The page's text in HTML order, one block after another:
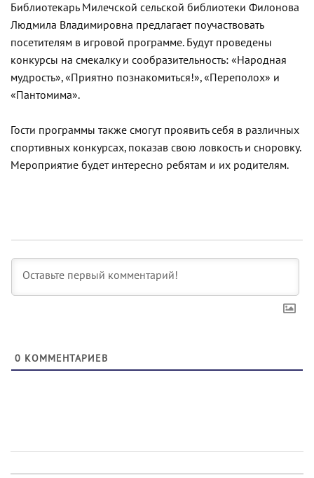
Библиотекарь Милечской сельской библиотеки Филонова
Людмила Владимировна предлагает поучаствовать
посетителям в игровой программе. Будут проведены
конкурсы на смекалку и сообразительность: «Народная
мудрость», «Приятно познакомиться!», «Переполох» и
«Пантомима».
Гости программы также смогут проявить себя в различных
спортивных конкурсах, показав свою ловкость и сноровку.
Мероприятие будет интересно ребятам и их родителям.
0 КОММЕНТАРИЕВ